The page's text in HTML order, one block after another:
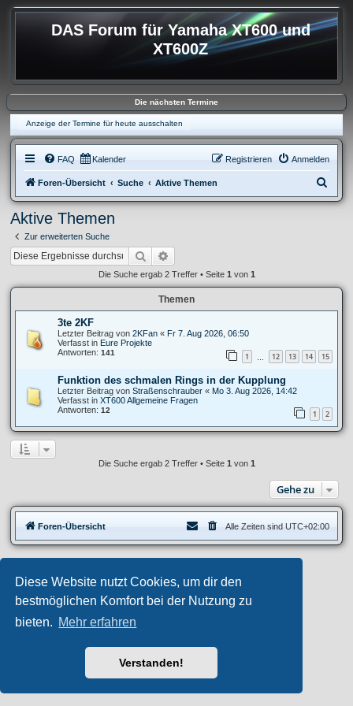
Diese Website nutzt Cookies, um dir den
bestmöglichen Komfort bei der Nutzung zu
bieten. Mehr erfahren
Verstanden!
DAS Forum für Yamaha XT600 und
XT600Z
Die nächsten Termine
Anzeige der Termine für heute ausschalten
FAQ Kalender Anmelden
Registrieren
Foren-Übersicht Suche Aktive Themen
u
Aktive Themen
Zur erweiterten Suche
Suche
Die Suche ergab 2 Treffer • Seite 1 von 1
Themen
3te 2KF
Letzter Beitrag von 2KFan « Fr 7. Aug 2026, 06:50
Verfasst in Eure Projekte
Antworten: 141 1 12 13 14 15
Funktion des schmalen Rings in der Kupplung
Letzter Beitrag von Straßenschrauber « Mo 3. Aug 2026, 14:42
Verfasst in XT600 Allgemeine Fragen
Antworten: 12 1 2
Die Suche ergab 2 Treffer • Seite 1 von 1
Gehe zu
Foren-Übersicht Alle Zeiten sind UTC+02:00
Aero style developed for phpBB
Powered by
phpBB ® Forum Software © phpBB Limited
phpBB.de
Datenschutz